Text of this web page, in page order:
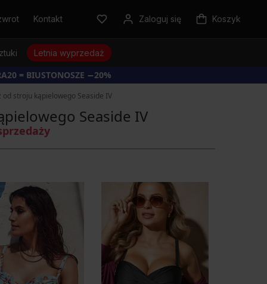
Kontakt Zaloguj się Koszyk
Letnia wyprzedaż
= BIUSTONOSZE −20%
od stroju kąpielowego Seaside IV
Seaside IV